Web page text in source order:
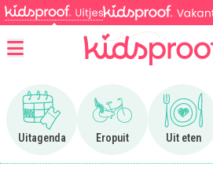
Uitagenda
Ga naar Uitagenda
Eropuit
Ga naar Eropuit
Uit eten
Ga